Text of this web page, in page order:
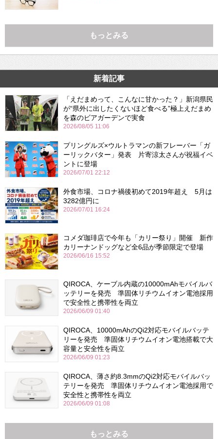
もっとみる
新着記事
「えだまめって、こんなに甘かった？」新潟県民
が“県外に出したくないほど食べる”極上えだまめ
を森のビアガーデンで実食
2026/08/05 11:06
プリングルズ×ウルトラマンの新フレーバー「ガ
ーリックバター」発表 片寄涼太さんが祝福イベ
ントに登場
2026/07/01 22:12
外食市場、コロナ禍後初めて2019年超え 5月は
3282億円に
2026/07/01 16:24
コメダ珈琲店で今年も「カリー祭り」開催 新作
カリーナンドッグなど全6品が季節限定で登場
2026/06/16 15:52
QIROCA、ケーブル内蔵の10000mAhモバイルバ
ッテリーを発売 準固体リチウムイオン電池採用
で安全性と携帯性を両立
2026/06/09 01:40
QIROCA、10000mAhのQi2対応モバイルバッテ
リーを発売 準固体リチウムイオン電池搭載で大
容量と安全性を両立
2026/06/09 01:23
QIROCA、薄さ約8.3mmのQi2対応モバイルバッ
テリーを発売 準固体リチウムイオン電池採用で
安全性と携帯性を両立
2026/06/09 01:08
もっとみる